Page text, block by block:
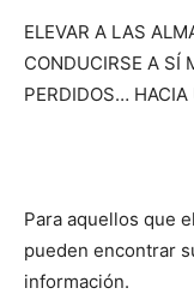
ELEVAR A LAS
CONDUCIRSE A SÍ
PERDIDOS…
Para aquellos que
pueden encontrar
información.